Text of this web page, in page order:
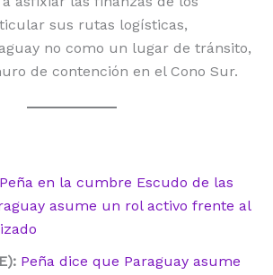
sus rutas logísticas,
no como un lugar de tránsito,
de contención en el Cono Sur.
Peña en la cumbre Escudo de las
asume un rol activo frente al
Peña dice que Paraguay asume